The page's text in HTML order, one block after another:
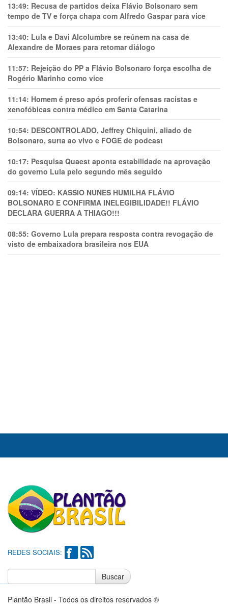
13:49: Recusa de partidos deixa Flávio Bolsonaro sem
tempo de TV e força chapa com Alfredo Gaspar para vice
13:40: Lula e Davi Alcolumbre se reúnem na casa de
Alexandre de Moraes para retomar diálogo
11:57: Rejeição do PP a Flávio Bolsonaro força escolha de
Rogério Marinho como vice
11:14: Homem é preso após proferir ofensas racistas e
xenofóbicas contra médico em Santa Catarina
10:54: DESCONTROLADO, Jeffrey Chiquini, aliado de
Bolsonaro, surta ao vivo e FOGE de podcast
10:17: Pesquisa Quaest aponta estabilidade na aprovação
do governo Lula pelo segundo mês seguido
09:14: VÍDEO: KASSIO NUNES HUMlLHA FLÁVIO
BOLSONARO E CONFIRMA INELEGIBILIDADE!! FLÁVIO
DECLARA GUERRA A THIAGO!!!
08:55: Governo Lula prepara resposta contra revogação de
visto de embaixadora brasileira nos EUA
REDES SOCIAIS:
Buscar
Plantão Brasil - Todos os direitos reservados ®